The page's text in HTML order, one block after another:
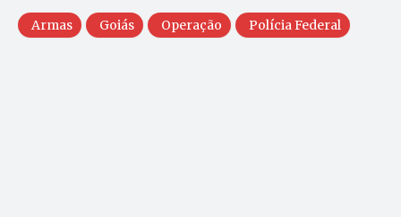
Armas Goiás Operação Polícia Federal